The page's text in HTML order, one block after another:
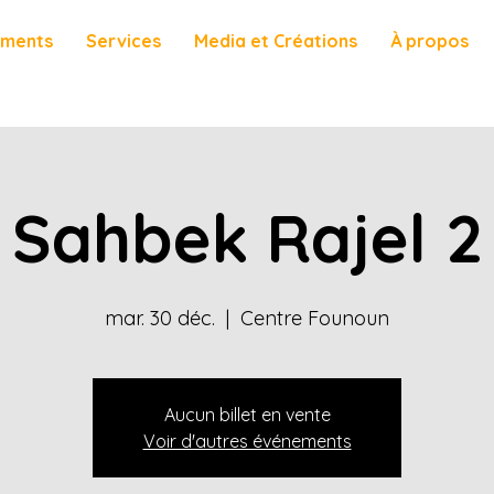
Services Media et Créations À propos
Sahbek Rajel 2
mar. 30 déc.
  |
Centre Founoun
Aucun billet en vente
Voir d'autres événements